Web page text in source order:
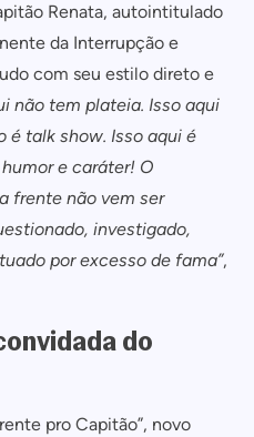
Renata, autointitulado
da Interrupção e
com seu estilo direto e
não tem plateia. Isso aqui
é talk show. Isso aqui é
e caráter! O
frente não vem ser
investigado,
por excesso de fama”,
do
pro Capitão”, novo